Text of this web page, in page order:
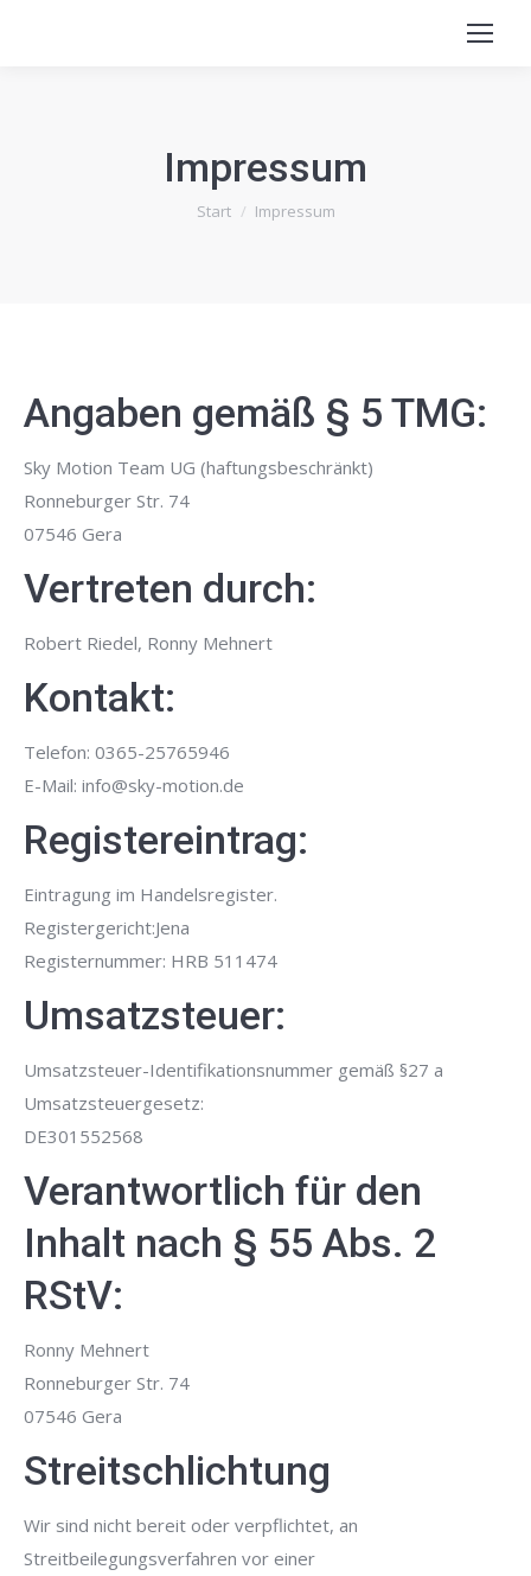
Search:
Impressum
Sie befinden sich hier:
Start Impressum
Angaben gemäß § 5 TMG:
Sky Motion Team UG (haftungsbeschränkt)
Ronneburger Str. 74
07546 Gera
Vertreten durch:
Robert Riedel, Ronny Mehnert
Kontakt:
Telefon: 0365-25765946
E-Mail: info@sky-motion.de
Registereintrag:
Eintragung im Handelsregister.
Registergericht:Jena
Registernummer: HRB 511474
Umsatzsteuer:
Umsatzsteuer-Identifikationsnummer gemäß §27 a
Umsatzsteuergesetz:
DE301552568
Verantwortlich für den
Inhalt nach § 55 Abs. 2
RStV:
Ronny Mehnert
Ronneburger Str. 74
07546 Gera
Streitschlichtung
Wir sind nicht bereit oder verpflichtet, an
Streitbeilegungsverfahren vor einer